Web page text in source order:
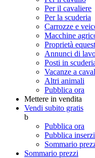
Per il cavaliere
Per la scuderia
Carrozze e
Macchine
Proprietà
Annunci di
Posti in
Vacanze a
Altri animali
Pubblica ora
Mettere in vendita
Vendi subito gratis
b
Pubblica ora
Pubblica
Sommario
Sommario prezzi